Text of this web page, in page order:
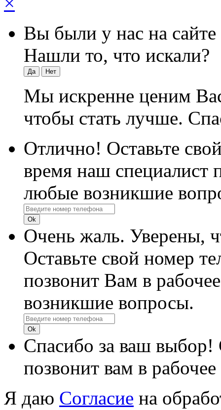
Вы были у нас на сайте
Нашли то, что искали?
Да Нет
Мы искренне ценим
чтобы стать лучше.
Отлично! Оставьте
время наш специалист
любые возникшие
Очень жаль. Уверены,
Оставьте свой номер
позвонит Вам в
возникшие вопросы.
Спасибо за ваш
позвонит вам в
Я даю Согласие на